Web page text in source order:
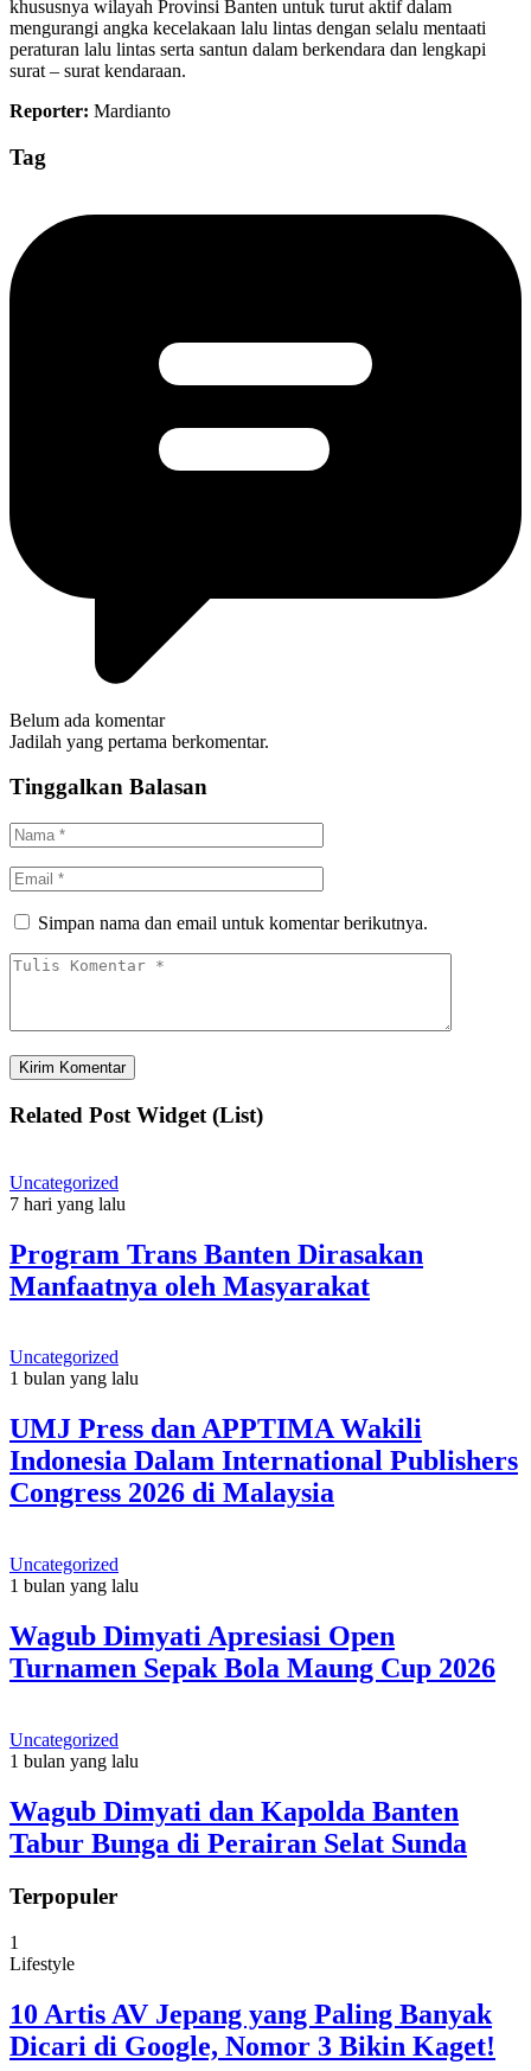
khususnya wilayah Provinsi Banten untuk turut aktif dalam
mengurangi angka kecelakaan lalu lintas dengan selalu mentaati
peraturan lalu lintas serta santun dalam berkendara dan lengkapi
surat – surat kendaraan.
Reporter: Mardianto
Tag
Belum ada komentar
Jadilah yang pertama berkomentar.
Tinggalkan Balasan
Simpan nama dan email untuk komentar berikutnya.
Related Post Widget (List)
Uncategorized
7 hari yang lalu
Program Trans Banten Dirasakan
Manfaatnya oleh Masyarakat
Uncategorized
1 bulan yang lalu
UMJ Press dan APPTIMA Wakili
Indonesia Dalam International Publishers
Congress 2026 di Malaysia
Uncategorized
1 bulan yang lalu
Wagub Dimyati Apresiasi Open
Turnamen Sepak Bola Maung Cup 2026
Uncategorized
1 bulan yang lalu
Wagub Dimyati dan Kapolda Banten
Tabur Bunga di Perairan Selat Sunda
Terpopuler
1
Lifestyle
10 Artis AV Jepang yang Paling Banyak
Dicari di Google, Nomor 3 Bikin Kaget!